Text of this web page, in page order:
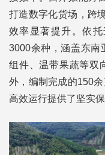
打造数字化货场，跨
效率显著提升。依
3000余种，涵盖东南
组件、温带果蔬等双
外，编制完成的150
高效运行提供了坚实保